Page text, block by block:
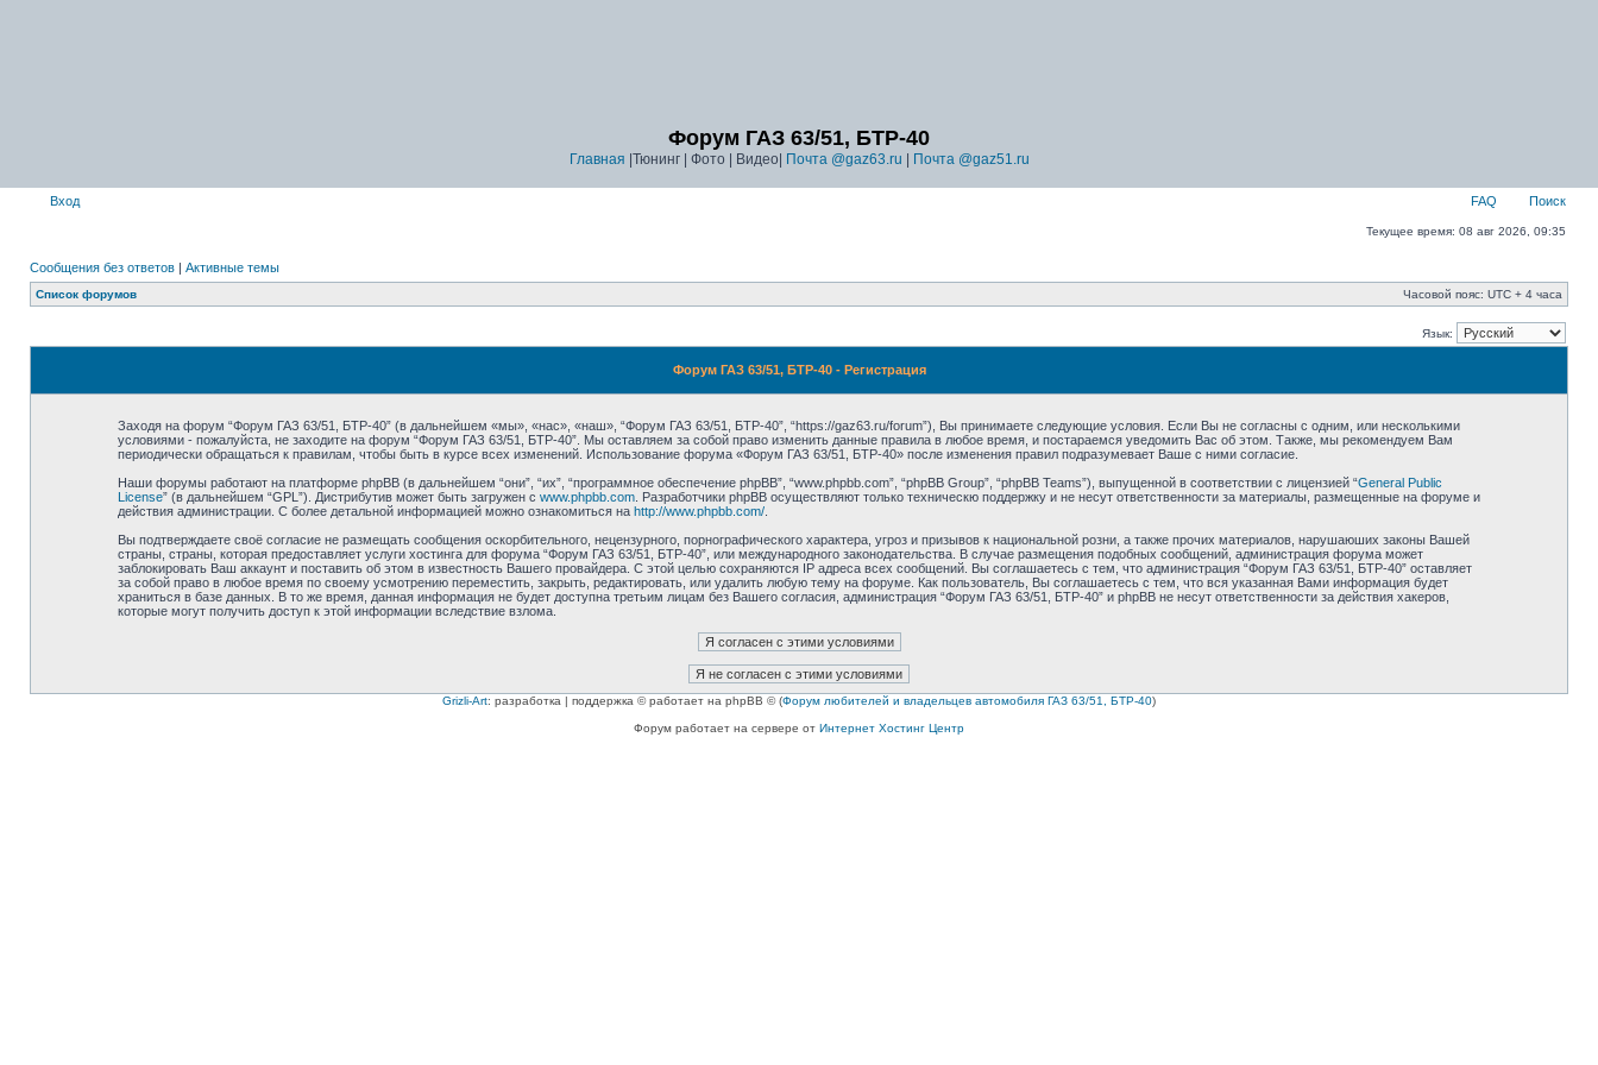
Форум ГАЗ 63/51, БТР-40
Главная |Тюнинг | Фото | Видео| Почта @gaz63.ru Почта @gaz51.ru
Вход FAQ Поиск
Текущее время: 08 авг 2026, 09:35
Сообщения без ответов | Активные темы
Список форумов Часовой пояс: UTC + 4 часа
Язык:
Форум ГАЗ 63/51, БТР-40 - Регистрация
Заходя на форум “Форум ГАЗ 63/51, БТР-40” (в дальнейшем «мы», «нас», «наш», “Форум ГАЗ 63/51, БТР-40”, “https://gaz63.ru/forum”), Вы принимаете следующие условия. Если Вы не согласны с одним, или несколькими
условиями - пожалуйста, не заходите на форум “Форум ГАЗ 63/51, БТР-40”. Мы оставляем за собой право изменить данные правила в любое время, и постараемся уведомить Вас об этом. Также, мы рекомендуем Вам
периодически обращаться к правилам, чтобы быть в курсе всех изменений. Использование форума «Форум ГАЗ 63/51, БТР-40» после изменения правил подразумевает Ваше с ними согласие.
Наши форумы работают на платформе phpBB (в дальнейшем “они”, “их”, “программное обеспечение phpBB”, “www.phpbb.com”, “phpBB Group”, “phpBB Teams”), выпущенной в соответствии с лицензией “General Public
License” (в дальнейшем “GPL”). Дистрибутив может быть загружен с www.phpbb.com. Разработчики phpBB осуществляют только техническю поддержку и не несут ответственности за материалы, размещенные на форуме и
действия администрации. С более детальной информацией можно ознакомиться на http://www.phpbb.com/.
Вы подтверждаете своё согласие не размещать сообщения оскорбительного, нецензурного, порнографического характера, угроз и призывов к национальной розни, а также прочих материалов, нарушаюших законы Вашей
страны, страны, которая предоставляет услуги хостинга для форума “Форум ГАЗ 63/51, БТР-40”, или международного законодательства. В случае размещения подобных сообщений, администрация форума может
заблокировать Ваш аккаунт и поставить об этом в известность Вашего провайдера. С этой целью сохраняются IP адреса всех сообщений. Вы соглашаетесь с тем, что администрация “Форум ГАЗ 63/51, БТР-40” оставляет
за собой право в любое время по своему усмотрению переместить, закрыть, редактировать, или удалить любую тему на форуме. Как пользователь, Вы соглашаетесь с тем, что вся указанная Вами информация будет
храниться в базе данных. В то же время, данная информация не будет доступна третьим лицам без Вашего согласия, администрация “Форум ГАЗ 63/51, БТР-40” и phpBB не несут ответственности за действия хакеров,
которые могут получить доступ к этой информации вследствие взлома.
Grizli-Art: разработка | поддержка © работает на phpBB © (Форум любителей и владельцев автомобиля ГАЗ 63/51, БТР-40)
Форум работает на сервере от Интернет Хостинг Центр